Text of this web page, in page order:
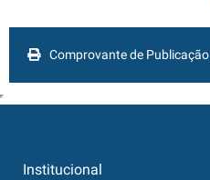
Comprovante de Publicação
Institucional